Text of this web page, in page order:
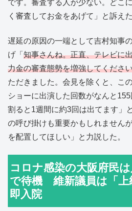
です。審査する人が少ない。どこ
く審査してお金をあげて」と訴えた
遅延の原因の一端として吉村知事
げ「 知事さんね。正直、テレビに
力金の審査態勢を増強してくださ
ただきました。会見を除くと、こ
ショーに出演した回数がなんと
割ると1週間に約3回は出てます」
の呼び掛けも重要かもしれません
を配置してほしい」と力説した。
コロナ感染の大阪府民
で待機 維新議員は「上
即入院